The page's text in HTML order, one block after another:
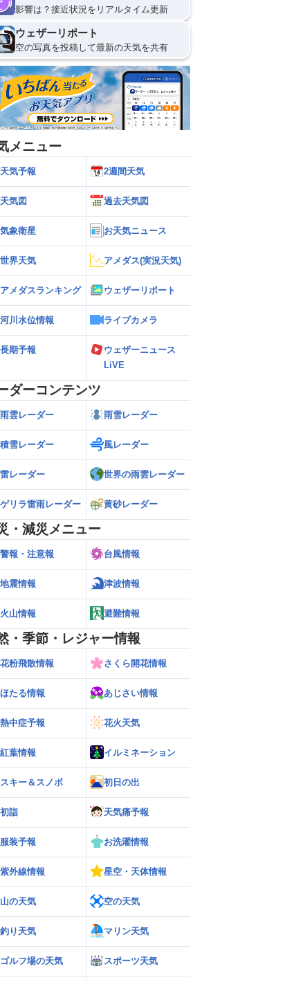
風の影響に要
も
100mmの猛烈な雨／気象防災速報・記
録的短時間大雨
影響は？接近状況をリアルタイム更新
ウェザーリポート
空の写真を投稿して最新の天気を共有
メニュー
天気予報 2週間天気
天気図 過去天気図
気象衛星 お天気ニュース
世界天気 アメダス(実況天気)
アメダスランキング ウェザーリポート
河川水位情報 ライブカメラ
長期予報
ウェザーニュース
LiVE
ダーコンテンツ
雨雲レーダー 雨雪レーダー
積雪レーダー 風レーダー
雷レーダー 世界の雨雲レーダー
ゲリラ雷雨レーダー 黄砂レーダー
・減災メニュー
警報・注意報 台風情報
地震情報 津波情報
火山情報 避難情報
・季節・レジャー情報
花粉飛散情報 さくら開花情報
ほたる情報 あじさい情報
熱中症予報 花火天気
紅葉情報 イルミネーション
スキー＆スノボ 初日の出
初詣 天気痛予報
服装予報 お洗濯情報
紫外線情報 星空・天体情報
山の天気 空の天気
釣り天気 マリン天気
ゴルフ場の天気 スポーツ天気